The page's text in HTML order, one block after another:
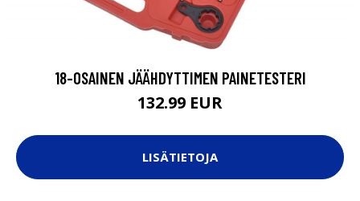
18-OSAINEN JÄÄHDYTTIMEN PAINETESTERI
132.99 EUR
LISÄTIETOJA